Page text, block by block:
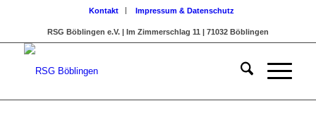
Kontakt Impressum & Datenschutz
RSG Böblingen e.V. | Im Zimmerschlag 11 | 71032 Böblingen